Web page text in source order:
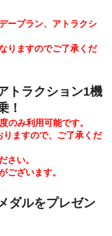
プラン、アトラクシ
ますのでご了承くだ
トラクション1機
！
み利用可能です。
ますので、ご了承くだ
い。
ざいます。
ダルをプレゼン